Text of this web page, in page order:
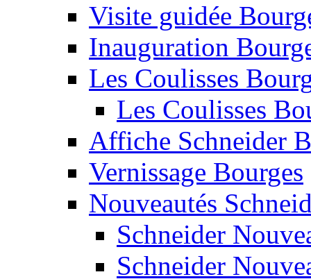
Visite guidée
Inauguration
Les Coulisses
Les Coulisses
Affiche Schneider
Vernissage Bourges
Nouveautés
Schneider
Schneider